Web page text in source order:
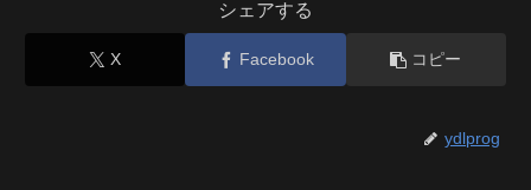
シェアする
X Facebook コピー
ydlprog